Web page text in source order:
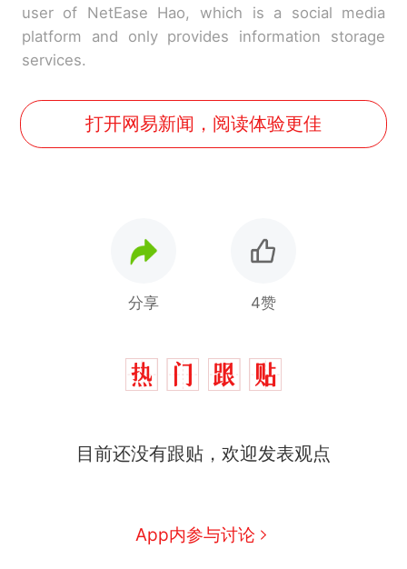
user of NetEase Hao, which is a social media
platform and only provides information storage
services.
打开网易新闻，阅读体验更佳
分享 4赞
目前还没有跟贴，欢迎发表观点
App内参与讨论